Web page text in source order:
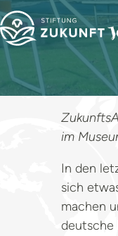
im
In den
sich
machen
deutsche